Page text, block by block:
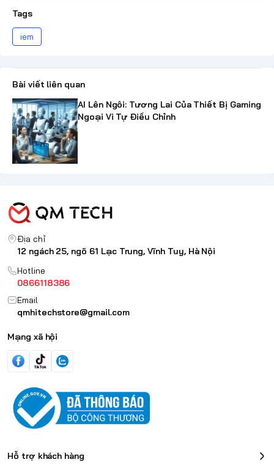
Tags
iem
Bài viết liên quan
AI Lên Ngôi: Tương Lai Của Thiết Bị Gaming
Ngoại Vi Tự Điều Chỉnh
Địa chỉ
12 ngách 25, ngõ 61 Lạc Trung, Vĩnh Tuy, Hà Nội
Hotline
0866118386
Email
qmhitechstore@gmail.com
Mạng xã hội
Hỗ trợ khách hàng